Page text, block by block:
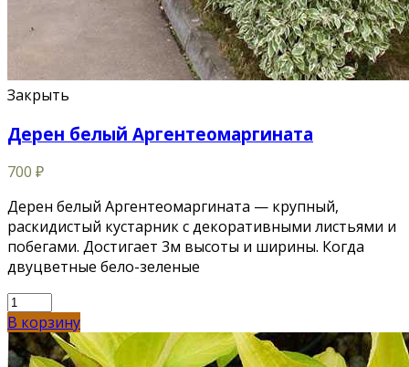
Закрыть
Дерен белый Аргентеомаргината
700 ₽
Дерен белый Аргентеомаргината — крупный,
раскидистый кустарник с декоративными листьями и
побегами. Достигает 3м высоты и ширины. Когда
двуцветные бело-зеленые
В корзину